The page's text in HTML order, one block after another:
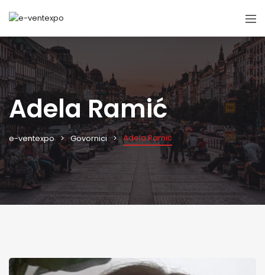
Adela Ramić
e-ventexpo Govornici Adela Ramić